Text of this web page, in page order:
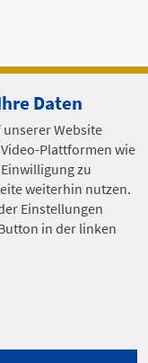
Daten
unserer Website
Plattformen wie
zu
weiterhin nutzen.
Einstellungen
in der linken